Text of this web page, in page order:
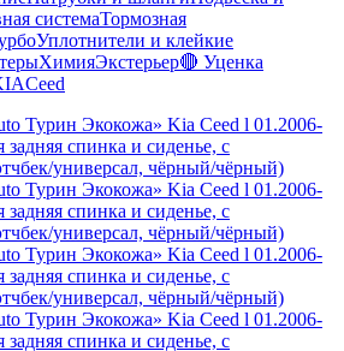
системаТормозная
Уплотнители и клейкие
ХимияЭкстерьер🔴 Уценка
Ceed